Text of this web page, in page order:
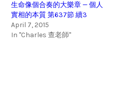
生命像個合奏的大樂章 — 個人
實相的本質 第637節 續3
April 7, 2015
In "Charles 查老師"